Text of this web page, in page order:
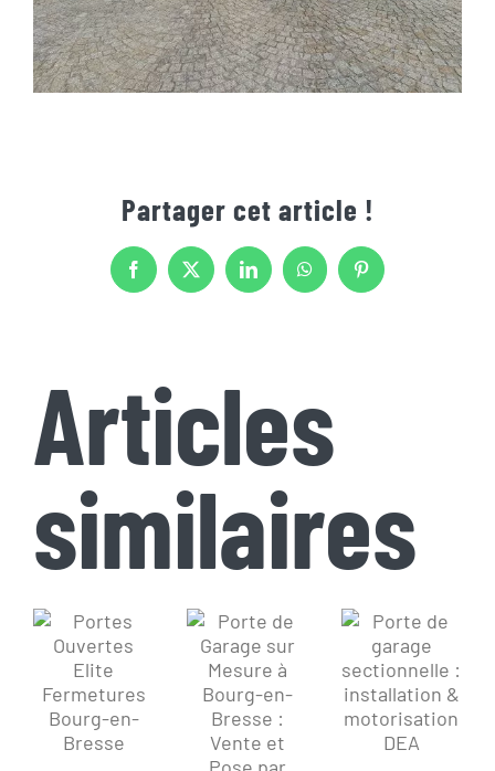
Partager cet article !
Facebook
X LinkedInWhatsAppPinterest
Articles
similaires